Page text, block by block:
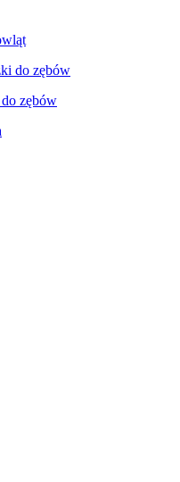
do zębów
zębów